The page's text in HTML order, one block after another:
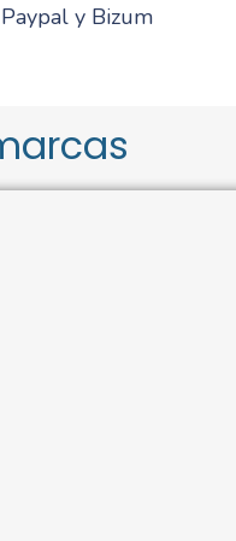
y Bizum